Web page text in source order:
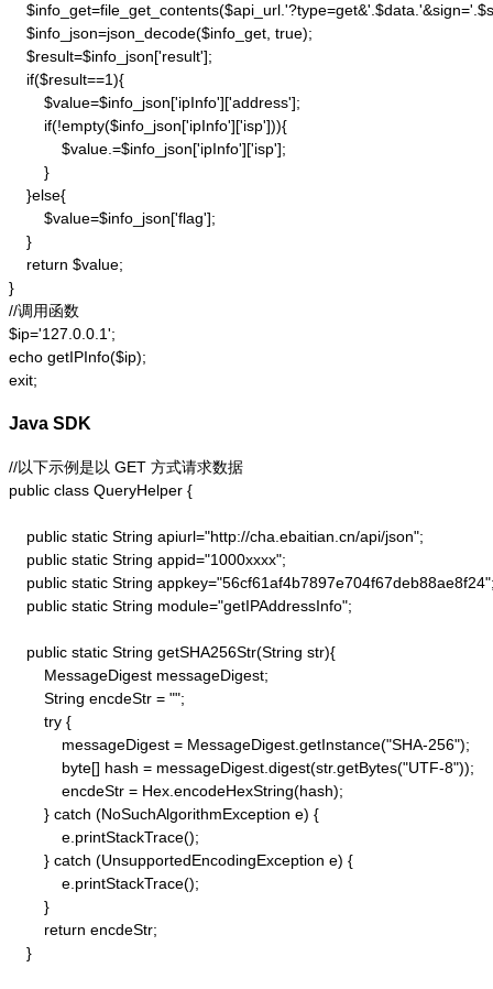
    $info_json=json_decode($info_get, true);
    $result=$info_json['result'];
    if($result==1){
        $value=$info_json['ipInfo']['address'];
        if(!empty($info_json['ipInfo']['isp'])){
            $value.=$info_json['ipInfo']['isp'];
        }
    }else{
        $value=$info_json['flag'];
    }
    return $value;
}
//调用函数
$ip='127.0.0.1';
echo getIPInfo($ip);
exit;
Java SDK
//以下示例是以 GET 方式请求数据
public class QueryHelper {
    public static String apiurl="http://cha.ebaitian.cn/api/json";
    public static String appid="1000xxxx";
public static String
    public static String module="getIPAddressInfo";
    public static String getSHA256Str(String str){
        MessageDigest messageDigest;
        String encdeStr = "";
        try {
            messageDigest = MessageDigest.getInstance("SHA-256");
            byte[] hash = messageDigest.digest(str.getBytes("UTF-8"));
            encdeStr = Hex.encodeHexString(hash);
        } catch (NoSuchAlgorithmException e) {
            e.printStackTrace();
        } catch (UnsupportedEncodingException e) {
            e.printStackTrace();
        }
        return encdeStr;
    }